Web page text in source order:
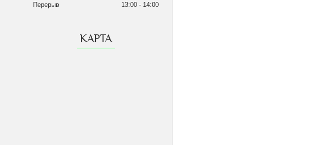
13:00 14:00
КАРТА